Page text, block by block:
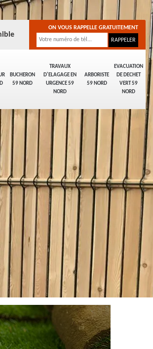
BUCHERON
59 NORD
TRAVAUX
D'ELAGAGE EN
URGENCE 59
NORD
ARBORISTE
59 NORD
EVACUATION
DE DECHET
VERT 59
NORD
ON VOUS RAPPELLE GRATUITEMENT